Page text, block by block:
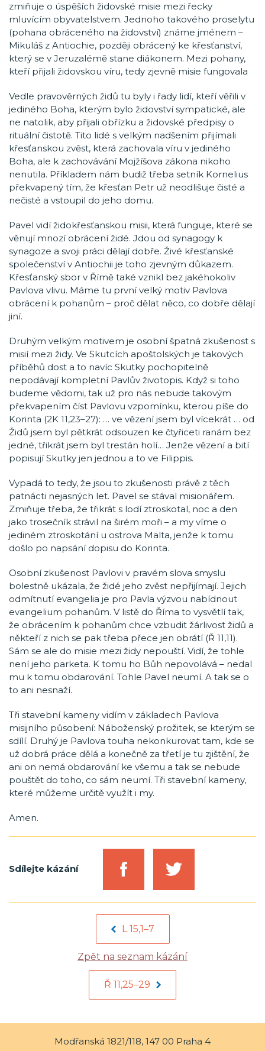
zmiňuje o úspěších židovské misie mezi řecky
mluvícím obyvatelstvem. Jednoho takového proselytu
(pohana obráceného na židovství) známe jménem –
Mikuláš z Antiochie, později obrácený ke křesťanství,
který se v Jeruzalémě stane diákonem. Mezi pohany,
kteří přijali židovskou víru, tedy zjevně misie fungovala
Vedle pravověrných židů tu byly i řady lidí, kteří věřili v
jediného Boha, kterým bylo židovství sympatické, ale
ne natolik, aby přijali obřízku a židovské předpisy o
rituální čistotě. Tito lidé s velkým nadšením přijímali
křesťanskou zvěst, která zachovala víru v jediného
Boha, ale k zachovávání Mojžíšova zákona nikoho
nenutila. Příkladem nám budiž třeba setník Kornelius
překvapený tím, že křesťan Petr už neodlišuje čisté a
nečisté a vstoupil do jeho domu.
Pavel vidí židokřesťanskou misii, která funguje, které se
věnují mnozí obrácení židé. Jdou od synagogy k
synagoze a svoji práci dělají dobře. Živé křesťanské
společenství v Antiochii je toho zjevným důkazem.
Křesťanský sbor v Římě také vznikl bez jakéhokoliv
Pavlova vlivu. Máme tu první velký motiv Pavlova
obrácení k pohanům – proč dělat něco, co dobře dělají
jiní.
Druhým velkým motivem je osobní špatná zkušenost s
misií mezi židy. Ve Skutcích apoštolských je takových
příběhů dost a to navíc Skutky pochopitelně
nepodávají kompletní Pavlův životopis. Když si toho
budeme vědomi, tak už pro nás nebude takovým
překvapením číst Pavlovu vzpomínku, kterou píše do
Korinta (2K 11,23–27): … ve vězení jsem byl vícekrát … od
Židů jsem byl pětkrát odsouzen ke čtyřiceti ranám bez
jedné, třikrát jsem byl trestán holí… Jenže vězení a bití
popisují Skutky jen jednou a to ve Filippis.
Vypadá to tedy, že jsou to zkušenosti právě z těch
patnácti nejasných let. Pavel se stával misionářem.
Zmiňuje třeba, že třikrát s lodí ztroskotal, noc a den
jako trosečník strávil na širém moři – a my víme o
jediném ztroskotání u ostrova Malta, jenže k tomu
došlo po napsání dopisu do Korinta.
Osobní zkušenost Pavlovi v pravém slova smyslu
bolestně ukázala, že židé jeho zvěst nepřijímají. Jejich
odmítnutí evangelia je pro Pavla výzvou nabídnout
evangelium pohanům. V listě do Říma to vysvětlí tak,
že obrácením k pohanům chce vzbudit žárlivost židů a
někteří z nich se pak třeba přece jen obrátí (Ř 11,11).
Sám se ale do misie mezi židy nepouští. Vidí, že tohle
není jeho parketa. K tomu ho Bůh nepovolává – nedal
mu k tomu obdarování. Tohle Pavel neumí. A tak se o
to ani nesnaží.
Tři stavební kameny vidím v základech Pavlova
misijního působení: Náboženský prožitek, se kterým se
sdílí. Druhý je Pavlova touha nekonkurovat tam, kde se
už dobrá práce dělá a konečně za třetí je tu zjištění, že
ani on nemá obdarování ke všemu a tak se nebude
pouštět do toho, co sám neumí. Tři stavební kameny,
které můžeme určitě využít i my.
Amen.
Sdílejte kázání
L 15,1–7
Zpět na seznam kázání
Ř 11,25–29
Modřanská 1821/118, 147 00 Praha 4